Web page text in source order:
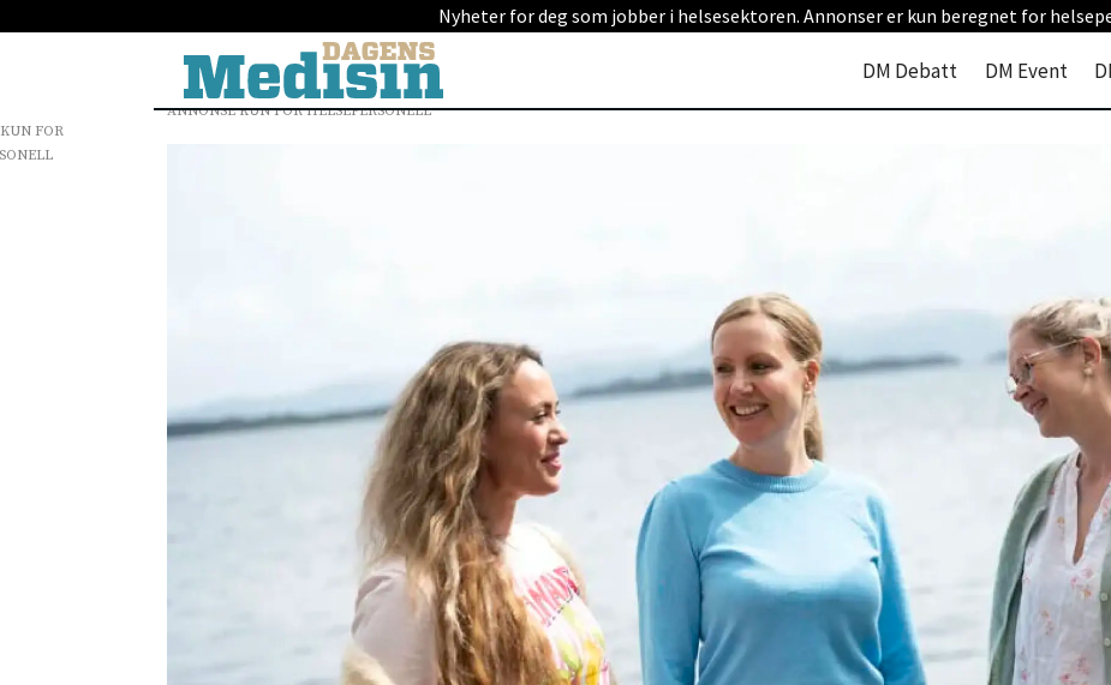
Nyheter for deg som jobber i helsesektoren. Annonser er kun beregnet for
DM Debatt DM Event
ANNONSE KUN FOR HELSEPERSONELL
FOR